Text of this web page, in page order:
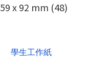
59 x 92 mm (48)
學生工作紙